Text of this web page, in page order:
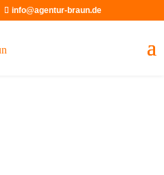
info@agentur-braun.de